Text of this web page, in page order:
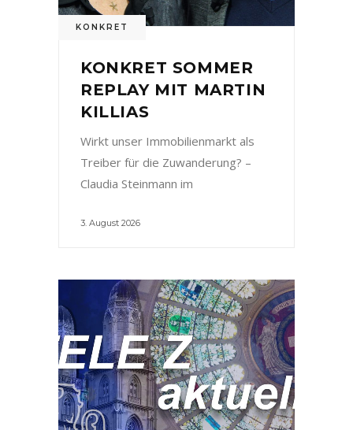
KONKRET
KONKRET SOMMER
REPLAY MIT MARTIN
KILLIAS
Wirkt unser Immobilienmarkt als
Treiber für die Zuwanderung? –
Claudia Steinmann im
3. August 2026